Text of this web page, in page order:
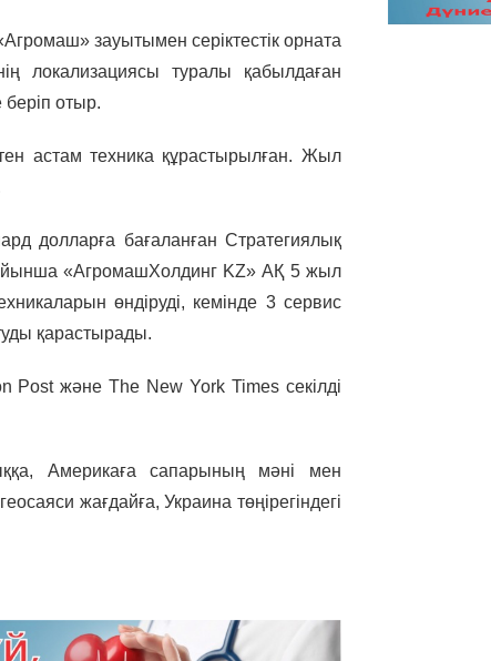
зауытымен серіктестік орната
локализациясы туралы қабылдаған
беріп отыр.
астам техника құрастырылған. Жыл
долларға бағаланған Стратегиялық
«АгромашХолдинг KZ» АҚ 5 жыл
өндіруді, кемінде 3 сервис
қарастырады.
және The New York Times секілді
Америкаға сапарының мәні мен
жағдайға, Украина төңірегіндегі